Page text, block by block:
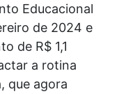
Educacional
de 2024 e
de R$ 1,1
a rotina
que agora